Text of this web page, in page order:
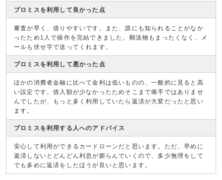
プロミスを利用して良かった点
審査が早く、借りやすいです。また、誰にも知られることがなか
ったため1人で操作を完結できました。郵送物もまったくなく、メ
ールも伏せ字で送ってくれます。
プロミスを利用して悪かった点
ほかの消費者金融に比べて金利は低いものの、一般的に見ると高
い設定です。借入額が少なかったためそこまで痛手ではありませ
んでしたが、もっと多く利用していたら返済が大変だったと思い
ます。
プロミスを利用する人へのアドバイス
安心して利用ができるカードローンだと思います。ただ、早めに
返済しないとどんどん利息が膨らんでいくので、多少無理をして
でも多めに返済をしたほうが良いと思います。